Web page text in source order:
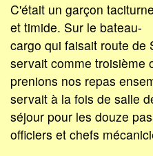
C'était un garçon taciturne
et timide. Sur le bateau-
cargo qui faisait route de
servait comme troisième
prenions nos repas
servait à la fois de salle
séjour pour les douze
officiers et chefs